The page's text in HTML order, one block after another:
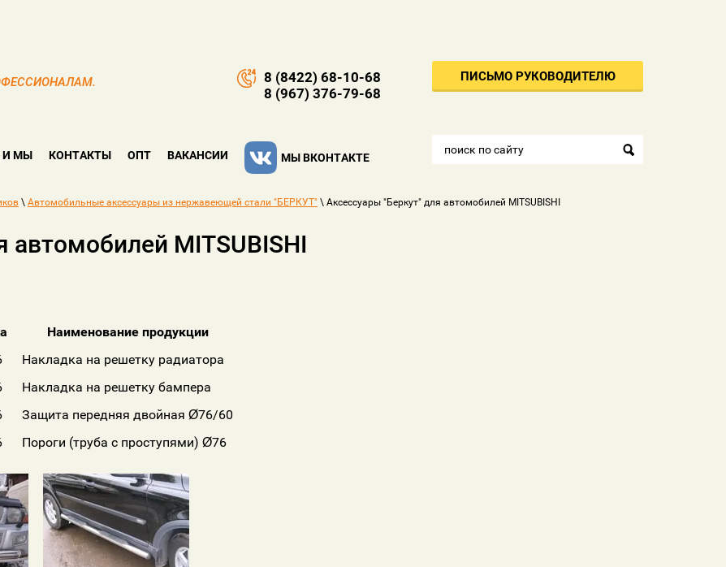
8 (8422) 68-10-68
8 (967) 376-79-68
ПИСЬМО РУКОВОДИТЕЛЮ
И МЫ КОНТАКТЫ ОПТ ВАКАНСИИ МЫ ВКОНТАКТЕ
\ Автомобильные аксессуары из нержавеющей стали "БЕРКУТ" \ Аксессуары "Беркут" для автомобилей MITSUBISHI
MITSUBISHI
Наименование продукции
Накладка на решетку радиатора
Накладка на решетку бампера
Защита передняя двойная Ø76/60
Пороги (труба с проступями) Ø76